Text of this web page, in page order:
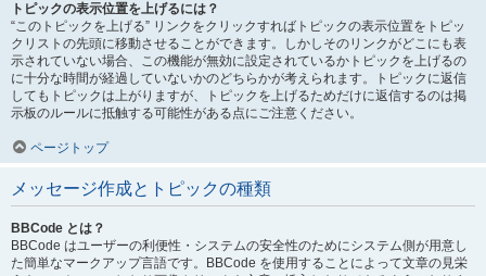
トピックの表示位置を上げるには？
“このトピックを上げる” リンクをクリックすればトピックの表示位置をトピッ
クリストの先頭に移動させることができます。しかしそのリンクがどこにも表
示されていない場合、この機能が無効に設定されているかトピックを上げるの
に十分な時間が経過していないかのどちらかが考えられます。トピックに返信
してもトピックは上がりますが、トピックを上げるためだけに返信するのは掲
示板のルールに抵触する可能性がある点にご注意ください。
ページトップ
メッセージ作成とトピックの種類
BBCode とは？
BBCode はユーザーの利便性・システムの安全性のためにシステム側が用意し
た簡単なマークアップ言語です。BBCode を使用することによって文章の見栄